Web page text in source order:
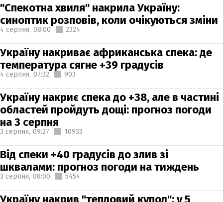
"Спекотна хвиля" накрила Україну:
синоптик розповів, коли очікуються зміни
4 серпня, 08:00 2324
Україну накриває африканська спека: де
температура сягне +39 градусів
4 серпня, 07:32 903
Україну накриє спека до +38, але в частині
областей пройдуть дощі: прогноз погоди
на 3 серпня
3 серпня, 09:27 10933
Від спеки +40 градусів до злив зі
шквалами: прогноз погоди на тиждень
3 серпня, 08:00 5454
Україну накрив "тепловий купол": у 5